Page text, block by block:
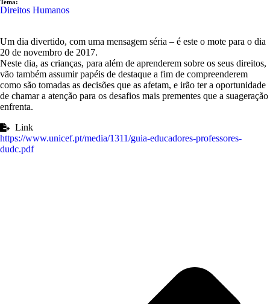
Tema:
Direitos Humanos
Um dia divertido, com uma mensagem séria – é este o mote para o dia
20 de novembro de 2017.
Neste dia, as crianças, para além de aprenderem sobre os seus direitos,
vão também assumir papéis de destaque a fim de compreenderem
como são tomadas as decisões que as afetam, e irão ter a oportunidade
de chamar a atenção para os desafios mais prementes que a suageração
enfrenta.
Link
https://www.unicef.pt/media/1311/guia-educadores-professores-
dudc.pdf